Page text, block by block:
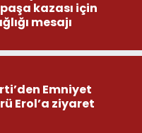
kazası için
mesajı
Emniyet
Erol’a ziyaret